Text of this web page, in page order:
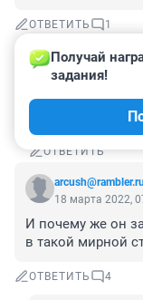
ОТВЕТИТЬ 1
Гость
19 марта
без
придется тебе
ОТВЕТИТЬ
Получай
задания!
18 марта 2022,
И почему же он
в такой мирной
ОТВЕТИТЬ 4